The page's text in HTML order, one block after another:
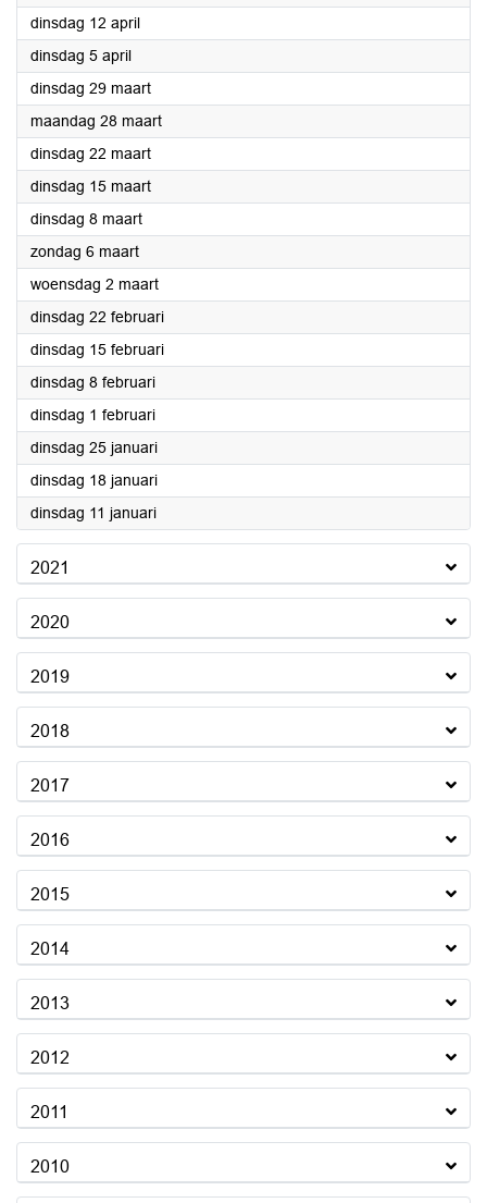
dinsdag 12 april2022
dinsdag 5 april2022
dinsdag 29 maart2022
maandag 28 maart2022
dinsdag 22 maart2022
dinsdag 15 maart2022
dinsdag 8 maart2022
zondag 6 maart2022
woensdag 2 maart2022
dinsdag 22 februari2022
dinsdag 15 februari2022
dinsdag 8 februari2022
dinsdag 1 februari2022
dinsdag 25 januari2022
dinsdag 18 januari2022
dinsdag 11 januari2022
2021
2020
2019
2018
2017
2016
2015
2014
2013
2012
2011
2010